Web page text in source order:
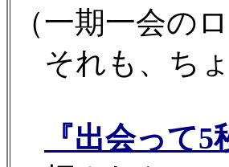
（一期一会の
それも、ち
『出会って